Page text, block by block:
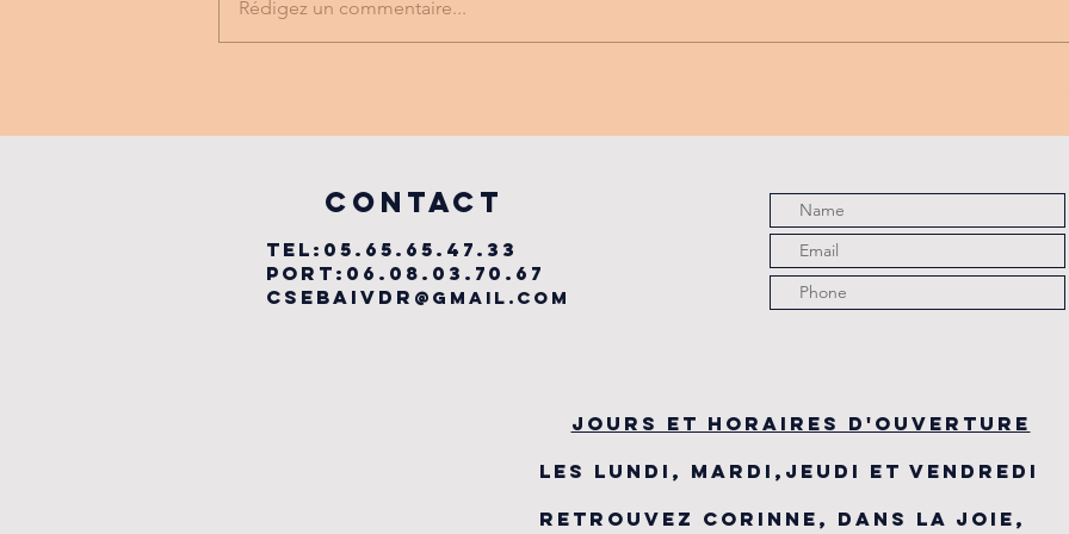
MUSICAL
Rédigez un commentaire...
COntact
TEL:05.65.65.47.33
PORT:06.08.03.70.67
csebaivdr @gmail.com
JOURS ET HORAIRES D'OUVERTURE
LES LUNDI, MARDI,JEUDI ET VENDREDI
RETROUVEZ CORINNE, DANS LA JOIE,